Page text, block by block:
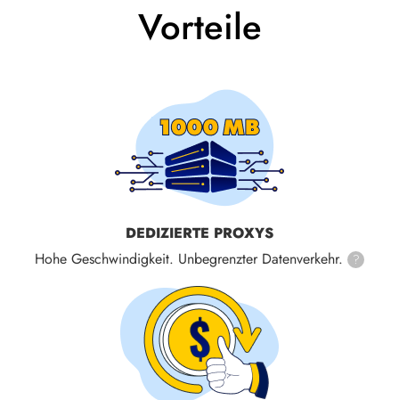
Vorteile
DEDIZIERTE PROXYS
Hohe Geschwindigkeit. Unbegrenzter Datenverkehr.
?